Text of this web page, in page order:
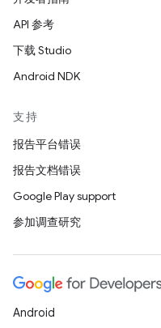
API 参考
下载 Studio
Android NDK
支持
报告平台错误
报告文档错误
Google Play support
参加调查研究
Android